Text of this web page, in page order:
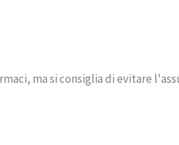
ma si consiglia di evitare